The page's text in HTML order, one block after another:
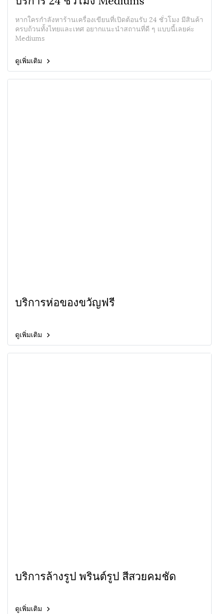
หากใครกำลังหาร้านเครื่องเขียนที่เปิดต้อนรับ 24 ชั่วโมง มีสินค้า
ครบถ้วนทั้งไทยและเทศ อยากแนะนำสถานที่ดี ๆ แบบนี้เลยค่ะ
Mediums
ดูเพิ่มเติม
บริการห่อของขวัญฟรี
ดูเพิ่มเติม
บริการล้างรูป พรินต์รูป สีสวยคมชัด
ดูเพิ่มเติม